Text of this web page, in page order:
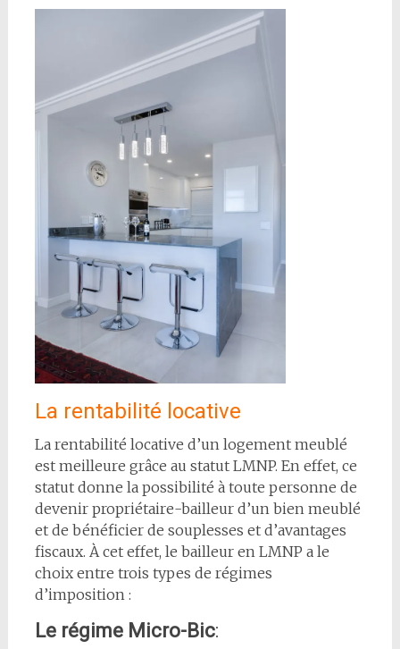
La rentabilité locative
La rentabilité locative d’un logement meublé
est meilleure grâce au statut LMNP. En effet, ce
statut donne la possibilité à toute personne de
devenir propriétaire-bailleur d’un bien meublé
et de bénéficier de souplesses et d’avantages
fiscaux. À cet effet, le bailleur en LMNP a le
choix entre trois types de régimes
d’imposition :
Le régime Micro-Bic: